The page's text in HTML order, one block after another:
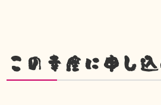
この幸座に申し